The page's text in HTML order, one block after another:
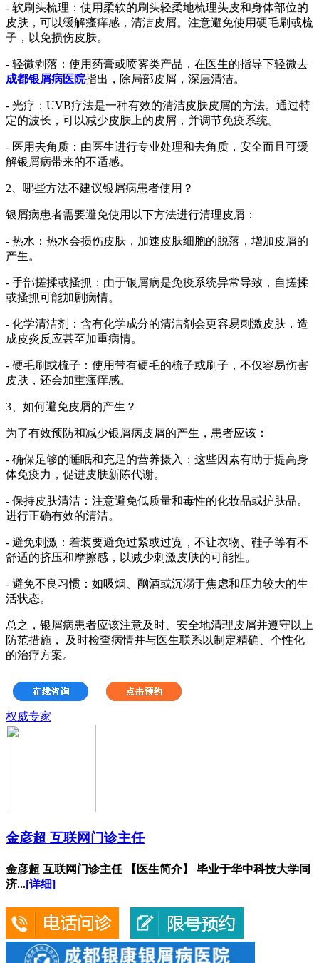
- 软刷头梳理：使用柔软的刷头轻柔地梳理头皮和身体部位的
皮肤，可以缓解瘙痒感，清洁皮屑。注意避免使用硬毛刷或梳
子，以免损伤皮肤。
- 轻微剥落：使用药膏或喷雾类产品，在医生的指导下轻微去
成都银屑病医院指出，除局部皮屑，深层清洁。
- 光疗：UVB疗法是一种有效的清洁皮肤皮屑的方法。通过特
定的波长，可以减少皮肤上的皮屑，并调节免疫系统。
- 医用去角质：由医生进行专业处理和去角质，安全而且可缓
解银屑病带来的不适感。
2、哪些方法不建议银屑病患者使用？
银屑病患者需要避免使用以下方法进行清理皮屑：
- 热水：热水会损伤皮肤，加速皮肤细胞的脱落，增加皮屑的
产生。
- 手部搓揉或搔抓：由于银屑病是免疫系统异常导致，自搓揉
或搔抓可能加剧病情。
- 化学清洁剂：含有化学成分的清洁剂会更容易刺激皮肤，造
成皮炎反应甚至加重病情。
- 硬毛刷或梳子：使用带有硬毛的梳子或刷子，不仅容易伤害
皮肤，还会加重瘙痒感。
3、如何避免皮屑的产生？
为了有效预防和减少银屑病皮屑的产生，患者应该：
- 确保足够的睡眠和充足的营养摄入：这些因素有助于提高身
体免疫力，促进皮肤新陈代谢。
- 保持皮肤清洁：注意避免低质量和毒性的化妆品或护肤品。
进行正确有效的清洁。
- 避免刺激：着装要避免过紧或过宽，不让衣物、鞋子等有不
舒适的挤压和摩擦感，以减少刺激皮肤的可能性。
- 避免不良习惯：如吸烟、酗酒或沉溺于焦虑和压力较大的生
活状态。
总之，银屑病患者应该注意及时、安全地清理皮屑并遵守以上
防范措施， 及时检查病情并与医生联系以制定精确、个性化
的治疗方案。
权威专家
金彦超 互联网门诊主任
金彦超 互联网门诊主任 【医生简介】 毕业于华中科技大学同
济...[详细]